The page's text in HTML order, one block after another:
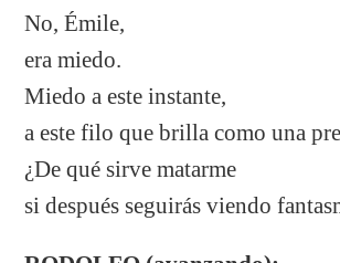
No, Émile,
era miedo.
Miedo a este instante,
a este filo que brilla como una
¿De qué sirve matarme
si después seguirás viendo